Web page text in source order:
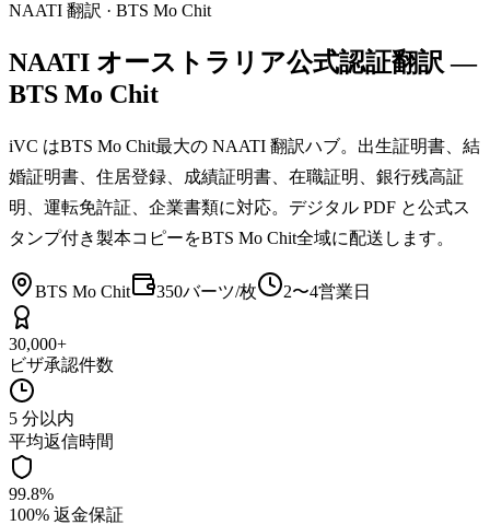
NAATI 翻訳 · BTS Mo Chit
NAATI オーストラリア公式認証翻訳 —
BTS Mo Chit
iVC はBTS Mo Chit最大の NAATI 翻訳ハブ。出生証明書、結
婚証明書、住居登録、成績証明書、在職証明、銀行残高証
明、運転免許証、企業書類に対応。デジタル PDF と公式ス
タンプ付き製本コピーをBTS Mo Chit全域に配送します。
BTS Mo Chit 350バーツ/枚 2〜4営業日
30,000+
ビザ承認件数
5 分以内
平均返信時間
99.8%
100% 返金保証